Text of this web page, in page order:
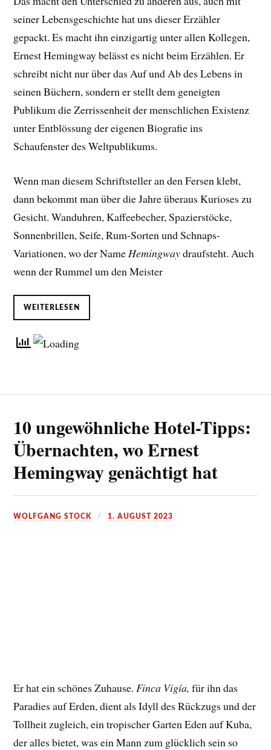
seiner Lebensgeschichte hat uns dieser Erzähler
gepackt. Es macht ihn einzigartig unter allen Kollegen,
Ernest Hemingway belässt es nicht beim Erzählen. Er
schreibt nicht nur über das Auf und Ab des Lebens in
seinen Büchern, sondern er stellt dem geneigten
Publikum die Zerrissenheit der menschlichen Existenz
unter Entblössung der eigenen Biografie ins
Schaufenster des Weltpublikums.
Wenn man diesem Schriftsteller an den Fersen klebt,
dann bekommt man über die Jahre überaus Kurioses zu
Gesicht. Wanduhren, Kaffeebecher, Spazierstöcke,
Sonnenbrillen, Seife, Rum-Sorten und Schnaps-
Variationen, wo der NameHemingwaydraufsteht. Auch
wenn der Rummel um den Meister
WEITERLESEN
10 ungewöhnliche Hotel-Tipps:
Übernachten, wo Ernest
Hemingway genächtigt hat
WOLFGANG STOCK 1. AUGUST 2023
Er hat ein schönes Zuhause. Finca Vigía, für ihn das
Paradies auf Erden, dient als Idyll des Rückzugs und der
Tollheit zugleich, ein tropischer Garten Eden auf Kuba,
der alles bietet, was ein Mann zum glücklich sein so